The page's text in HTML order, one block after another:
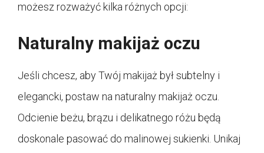
możesz rozważyć kilka różnych opcji:
Naturalny makijaż oczu
Jeśli chcesz, aby Twój makijaż był subtelny i
elegancki, postaw na naturalny makijaż oczu.
Odcienie beżu, brązu i delikatnego różu będą
doskonale pasować do malinowej sukienki. Unikaj